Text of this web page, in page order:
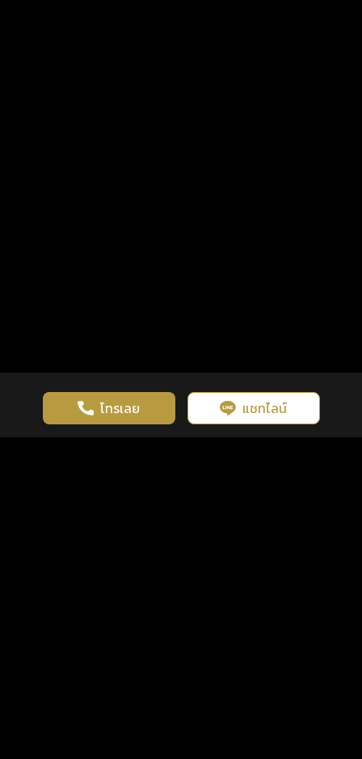
โทรเลย แชทไลน์
เว็บไซต์นี้มีการใช้งานคุกกี้ เพื่อเพิ่มประสิทธิภาพและประสบการณ์ที่ดี
ในการใช้งานเว็บไซต์ นโยบายความเป็นส่วนตัว
รู้ก่อน พร้อมกว่า ทุกจังหวะชีวิต คลิกดูดวงฟรี